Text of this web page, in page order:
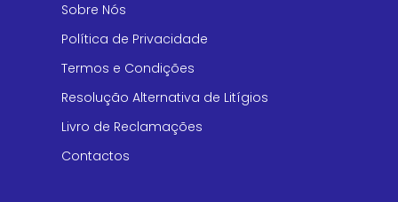
Sobre Nós
Política de Privacidade
Termos e Condições
Resolução Alternativa de Litígios
Livro de Reclamações
Contactos